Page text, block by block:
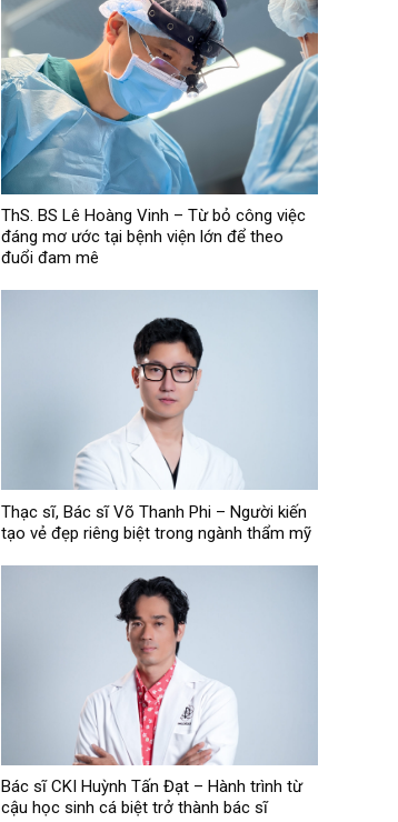
ThS. BS Lê Hoàng Vinh – Từ bỏ công việc
đáng mơ ước tại bệnh viện lớn để theo
đuổi đam mê
Thạc sĩ, Bác sĩ Võ Thanh Phi – Người kiến
tạo vẻ đẹp riêng biệt trong ngành thẩm mỹ
Bác sĩ CKI Huỳnh Tấn Đạt – Hành trình từ
cậu học sinh cá biệt trở thành bác sĩ